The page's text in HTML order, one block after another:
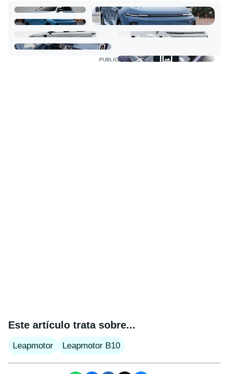
Este artículo trata sobre...
Leapmotor Leapmotor B10